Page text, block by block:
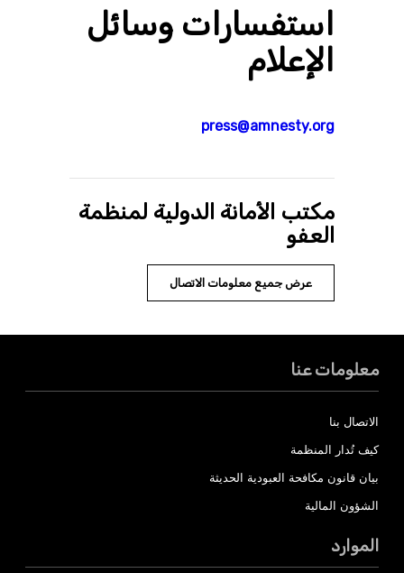
استفسارات وسائل
الإعلام
press@amnesty.org
مكتب الأمانة الدولية لمنظمة
العفو
عرض جميع معلومات الاتصال
معلومات عنا
الاتصال بنا
كيف تُدار المنظمة
بيان قانون مكافحة العبودية الحديثة
الشؤون المالية
الموارد